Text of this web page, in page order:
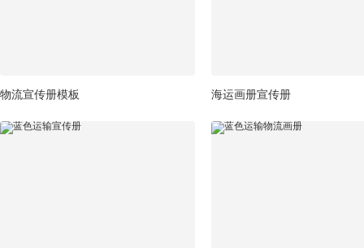
物流宣传册模板 海运画册宣传册